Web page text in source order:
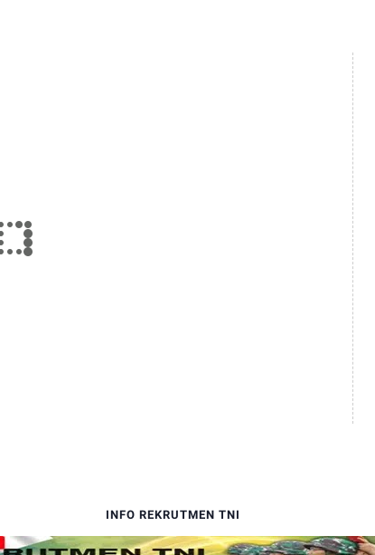
INFO REKRUTMEN TNI